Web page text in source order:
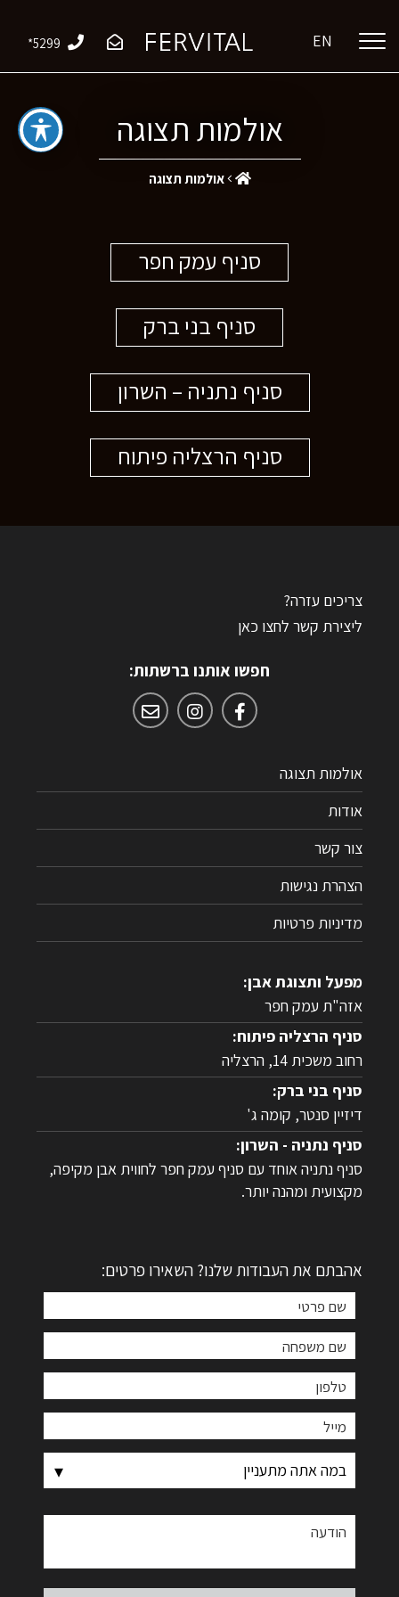
EN
*5299
אולמות תצוגה
אולמות תצוגה
סניף עמק חפר
סניף בני ברק
סניף נתניה – השרון
סניף הרצליה פיתוח
צריכים עזרה?
ליצירת קשר לחצו כאן
חפשו אותנו ברשתות:
אולמות תצוגה
אודות
צור קשר
הצהרת נגישות
מדיניות פרטיות
מפעל ותצוגת אבן:
אזה"ת עמק חפר
סניף הרצליה פיתוח:
רחוב משכית 14, הרצליה
סניף בני ברק:
דיזיין סנטר, קומה ג'
סניף נתניה - השרון:
סניף נתניה אוחד עם סניף עמק חפר לחווית אבן מקיפה,
מקצועית ומהנה יותר.
אהבתם את העבודות שלנו? השאירו פרטים:
השאירו פרטים ונחזור אליכם